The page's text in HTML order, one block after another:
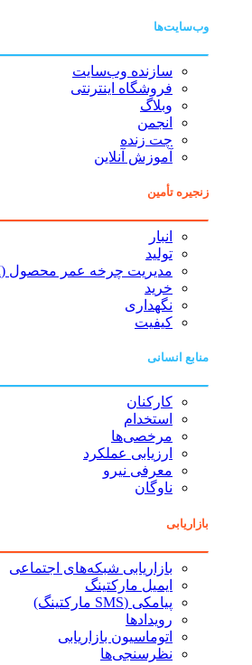
وب‌سایت‌ها
سازنده وب‌سایت
فروشگاه اینترنتی
وبلاگ
انجمن
چت زنده
آموزش آنلاین
زنجیره تأمین
انبار
تولید
مدیریت چرخه عمر محصول (PLM)
خرید
نگهداری
کیفیت
منابع انسانی
کارکنان
استخدام
مرخصی‌ها
ارزیابی عملکرد
معرفی نیرو
ناوگان
بازاریابی
بازاریابی شبکه‌های اجتماعی
ایمیل مارکتینگ
پیامکی (SMS مارکتینگ)
رویدادها
اتوماسیون بازاریابی
نظرسنجی‌ها